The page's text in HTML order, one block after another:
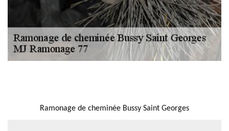
Ramonage de cheminée Bussy Saint Georges